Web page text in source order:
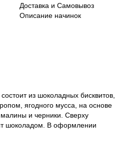
Доставка и Самовывоз
Описание начинок
из шоколадных бисквитов,
ягодного мусса, на основе
и черники. Сверху
шоколадом. В оформлении